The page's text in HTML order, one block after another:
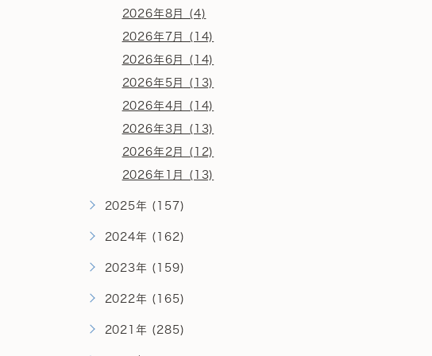
2026年8月 (4)
2026年7月 (14)
2026年6月 (14)
2026年5月 (13)
2026年4月 (14)
2026年3月 (13)
2026年2月 (12)
2026年1月 (13)
2025年 (157)
2024年 (162)
2023年 (159)
2022年 (165)
2021年 (285)